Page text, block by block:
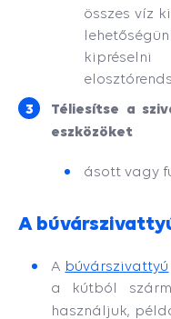
összes víz
Téliesítse a
eszközöket
ásott vagy
A
A búvárszivattyú
a kútból
használjuk,